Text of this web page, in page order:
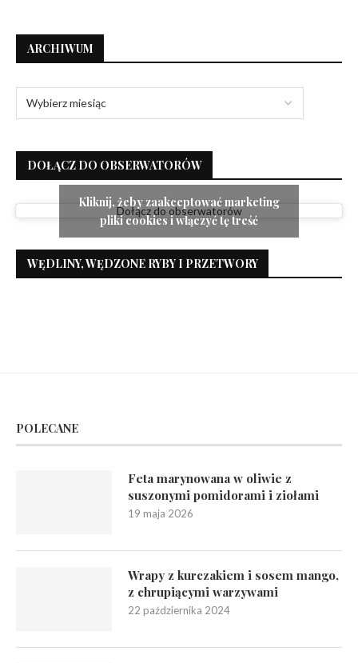
ARCHIWUM
DOŁĄCZ DO OBSERWATORÓW
Dołącz do obserwatorów
Kliknij, żeby zaakceptować marketing
pliki cookies i włączyć tę treść
WĘDLINY, WĘDZONE RYBY I PRZETWORY
POLECANE
Feta marynowana w oliwie z
suszonymi pomidorami i ziołami
19 maja 2026
Wrapy z kurczakiem i sosem mango,
z chrupiącymi warzywami
22 października 2024